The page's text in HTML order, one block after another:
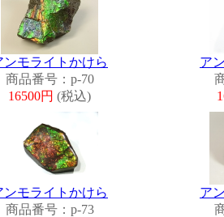
ンモライトかけら
商品番号：p-70
16500円 (税込)
ア
ンモライトかけら
商品番号：p-73
ア